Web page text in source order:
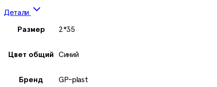
Детали
Размер 2*35
Цвет общий Синий
Бренд GP-plast